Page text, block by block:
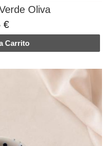
Oliva
€
Carrito